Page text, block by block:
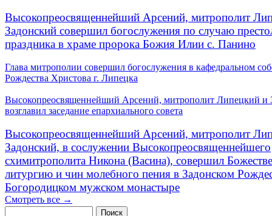
Высокопреосвященнейший Арсений, митрополит
Задонский совершил богослужения по случаю
праздника в храме пророка Божия Илии с. Панино
Глава митрополии совершил богослужения в кафедральном
Рождества Христова г. Липецка
Высокопреосвященнейший Арсений, митрополит Липецкий и
возглавил заседание епархиального совета
Высокопреосвященнейший Арсений, митрополит
Задонский, в сослужении Высокопреосвященнейшего
схимитрополита Никона (Васина), совершил
литургию и чин молебного пения в Задонском
Богородицком мужском монастыре
Смотреть все →
Поиск